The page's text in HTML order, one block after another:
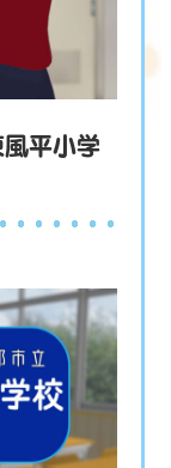
風平小学